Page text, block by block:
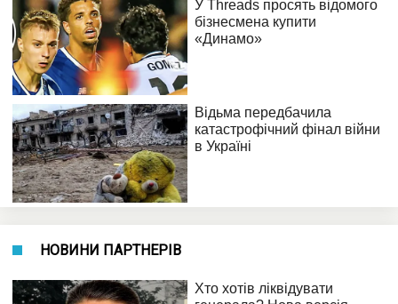
НОВИНИ ПАРТНЕРІВ